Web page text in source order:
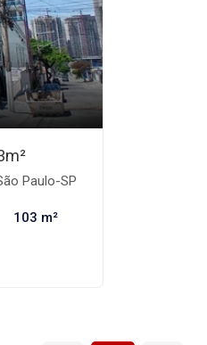
Paulo-SP
103 m²